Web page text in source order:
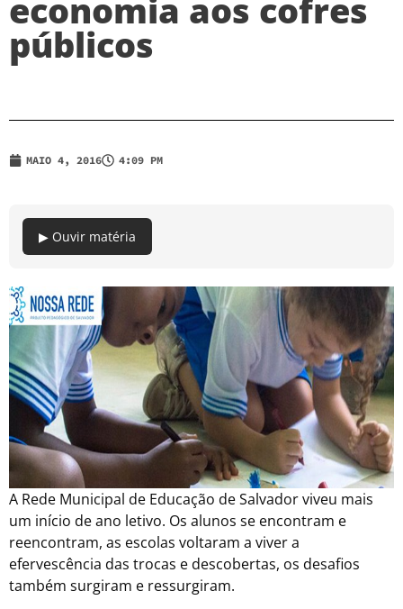
economia aos cofres
públicos
MAIO 4, 2016 4:09 PM
▶ Ouvir matéria
A Rede Municipal de Educação de Salvador viveu mais
um início de ano letivo. Os alunos se encontram e
reencontram, as escolas voltaram a viver a
efervescência das trocas e descobertas, os desafios
também surgiram e ressurgiram.